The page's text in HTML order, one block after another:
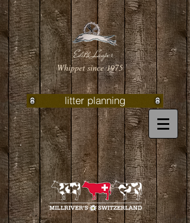
Edith Lauper
Whippet since 1975
litter planning